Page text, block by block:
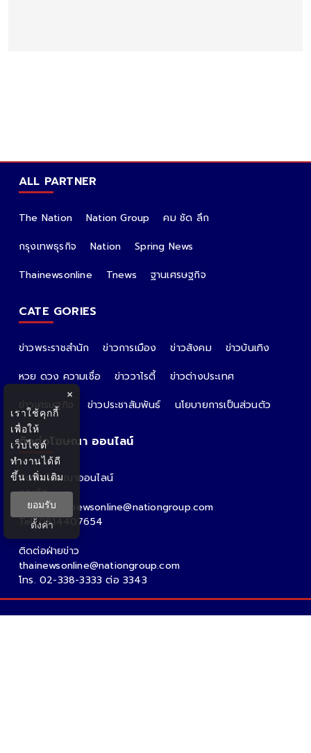
ALL PARTNER
The Nation Nation Group
คม ชัด ลึก
กรุงเทพธุรกิจ
Nation
Spring News
Thainewsonline
Tnews ฐานเศรษฐกิจ
CATE GORIES
ข่าวพระราชสำนัก ข่าวการเมือง ข่าวสังคม
ข่าวบันเทิง
หวย ดวง ความเชื่อ
ข่าววาไรตี้
ข่าวต่างประเทศ
ข่าวเศรษฐกิจ
ข่าวประชาสัมพันธ์ นโยบายการเป็นส่วนตัว
ติดต่อโฆษณา ออนไลน์
ติดต่อโฆษณาออนไลน์
คุณอ้อ
Email : thainewsonline@nationgroup.com
Tel: 0814407654
ติดต่อฝ่ายข่าว
thainewsonline@nationgroup.com
โทร. 02-338-3333 ต่อ 3343
×
เราใช้คุกกี้
เพื่อให้
เว็บไซต์
ทำงานได้ดี
ขึ้นเพิ่มเติม
ยอมรับ
ตั้งค่า